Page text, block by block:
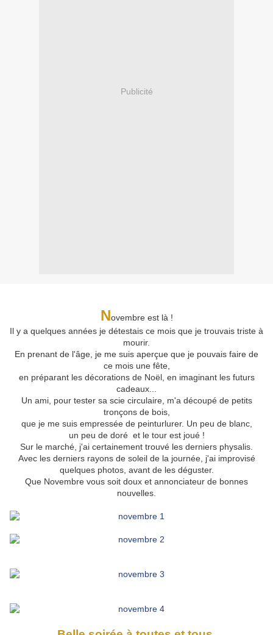
Publicité
Novembre est là !
Il y a quelques années je détestais ce mois que je trouvais triste à
mourir.
En prenant de l'âge, je me suis aperçue que je pouvais faire de
ce mois une fête,
en préparant les décorations de Noël, en imaginant les futurs
cadeaux...
Un ami, pour tester sa scie circulaire, m'a découpé de petits
tronçons de bois,
que je me suis empressée de peinturlurer. Un peu de blanc,
un peu de doré et le tour est joué !
Sur le marché, j'ai certainement trouvé les derniers physalis.
Avec les derniers rayons de soleil de la journée, j'ai improvisé
quelques photos, avant de les déguster.
Que Novembre vous soit doux et annonciateur de bonnes
nouvelles.